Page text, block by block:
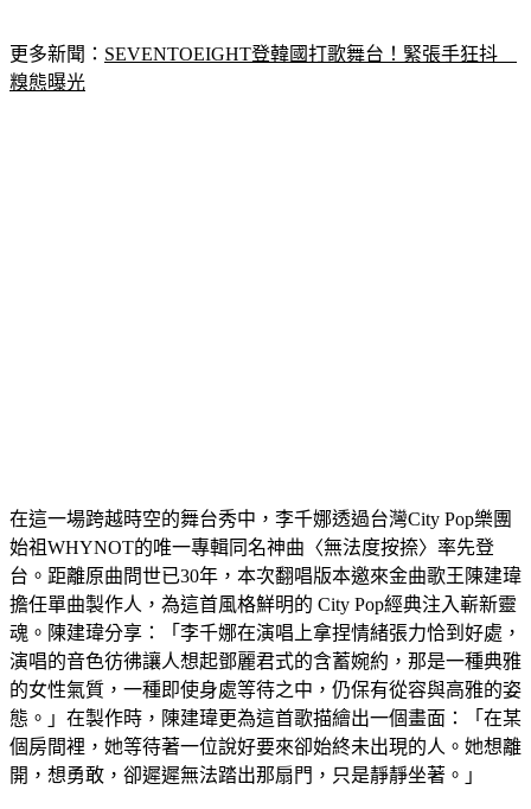
更多新聞： SEVENTOEIGHT登韓國打歌舞台！緊張手狂抖
糗態曝光
在這一場跨越時空的舞台秀中，李千娜透過台灣City Pop樂團
始祖WHYNOT的唯一專輯同名神曲〈無法度按捺〉率先登
台。距離原曲問世已30年，本次翻唱版本邀來金曲歌王陳建瑋
擔任單曲製作人，為這首風格鮮明的 City Pop經典注入嶄新靈
魂。陳建瑋分享：「李千娜在演唱上拿捏情緒張力恰到好處，
演唱的音色彷彿讓人想起鄧麗君式的含蓄婉約，那是一種典雅
的女性氣質，一種即使身處等待之中，仍保有從容與高雅的姿
態。」在製作時，陳建瑋更為這首歌描繪出一個畫面：「在某
個房間裡，她等待著一位說好要來卻始終未出現的人。她想離
開，想勇敢，卻遲遲無法踏出那扇門，只是靜靜坐著。」